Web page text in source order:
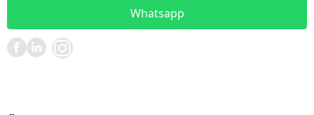
Whatsapp